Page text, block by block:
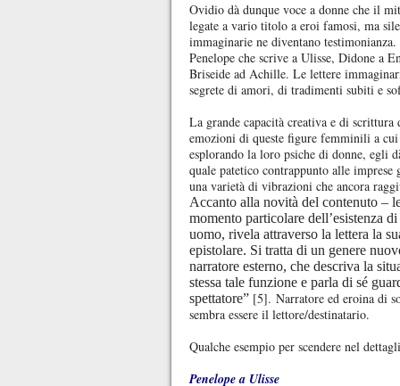
Ovidio dà dunque voce a donne che il
legate a vario titolo a eroi famosi, ma
immaginarie ne diventano
Penelope che scrive a Ulisse, Didone a
Briseide ad Achille. Le lettere
segrete di amori, di tradimenti subiti e
La grande capacità creativa e di
emozioni di queste figure femminili a
esplorando la loro psiche di donne, egli
quale patetico contrappunto alle
una varietà di vibrazioni che ancora
Accanto alla novità del contenuto –
momento particolare dell’esistenza
uomo, rivela attraverso la lettera la
epistolare. Si tratta di un genere
narratore esterno, che descriva la
stessa tale funzione e parla di sé
spettatore” [5]. Narratore ed eroina di
sembra essere il lettore/destinatario.
Qualche esempio per scendere nel
Penelope a Ulisse